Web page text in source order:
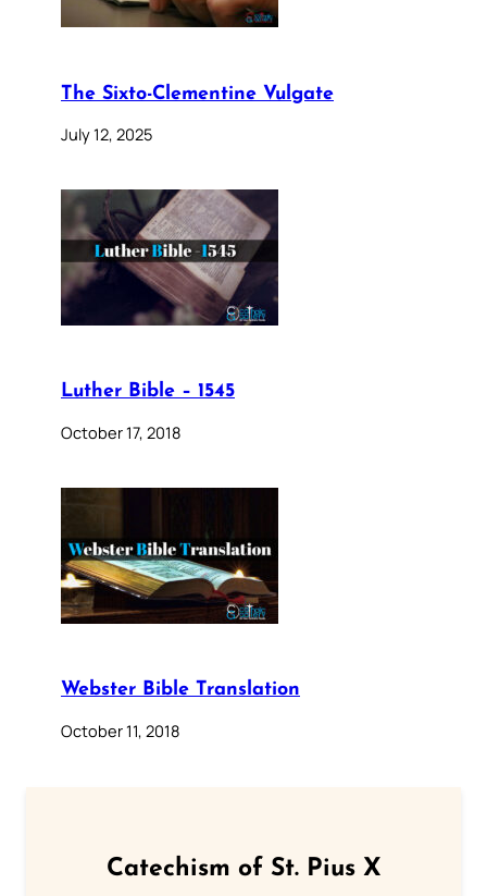
The Sixto-Clementine Vulgate
July 12, 2025
Luther Bible – 1545
October 17, 2018
Webster Bible Translation
October 11, 2018
Catechism of St. Pius X